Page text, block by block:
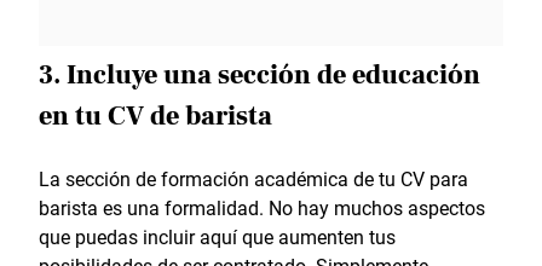
3. Incluye una sección de educación
en tu CV de barista
La sección de formación académica de tu CV para
barista es una formalidad. No hay muchos aspectos
que puedas incluir aquí que aumenten tus